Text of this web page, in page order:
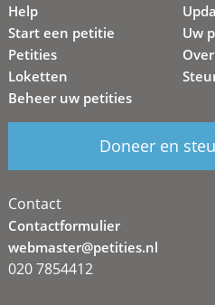
Help
Start een petitie
Petities
Loketten
Beheer uw petities
Uw
Doneer en
Contact
Contactformulier
webmaster@petities.nl
020 7854412